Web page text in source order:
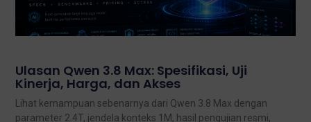
Ulasan Qwen 3.8 Max: Spesifikasi, Uji
Kinerja, Harga, dan Akses
Lihat kemampuan sebenarnya dari Qwen 3.8 Max dengan
parameter 2.4T, jendela konteks 1M, hasil pengujian resmi,